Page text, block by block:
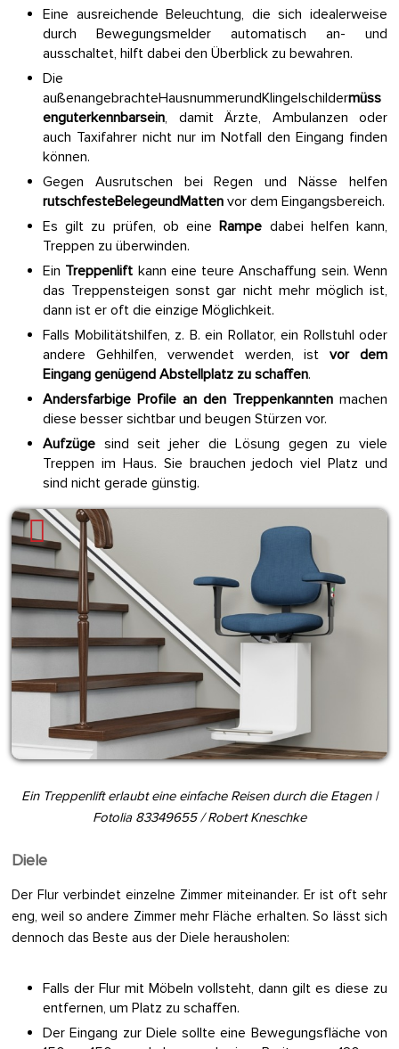
Eine ausreichende Beleuchtung, die sich idealerweise
durch Bewegungsmelder automatisch an- und
ausschaltet, hilft dabei den Überblick zu bewahren.
Die
außenangebrachteHausnummerundKlingelschildermüss
enguterkennbarsein, damit Ärzte, Ambulanzen oder
auch Taxifahrer nicht nur im Notfall den Eingang finden
können.
Gegen Ausrutschen bei Regen und Nässe helfen
rutschfesteBelegeundMatten vor dem Eingangsbereich.
Es gilt zu prüfen, ob eineRampe dabei helfen kann,
Treppen zu überwinden.
Ein Treppenlift kann eine teure Anschaffung sein. Wenn
das Treppensteigen sonst gar nicht mehr möglich ist,
dann ist er oft die einzige Möglichkeit.
Falls Mobilitätshilfen, z. B. ein Rollator, ein Rollstuhl oder
andere Gehhilfen, verwendet werden, istvor dem
Eingang genügend Abstellplatz zu schaffen.
Andersfarbige Profile an den Treppenkannten machen
diese besser sichtbar und beugen Stürzen vor.
Aufzüge sind seit jeher die Lösung gegen zu viele
Treppen im Haus. Sie brauchen jedoch viel Platz und
sind nicht gerade günstig.
Ein Treppenlift erlaubt eine einfache Reisen durch die Etagen |
Fotolia 83349655 / Robert Kneschke
Diele
Der Flur verbindet einzelne Zimmer miteinander. Er ist oft sehr
eng, weil so andere Zimmer mehr Fläche erhalten. So lässt sich
dennoch das Beste aus der Diele herausholen:
Falls der Flur mit Möbeln vollsteht, dann gilt es diese zu
entfernen, um Platz zu schaffen.
Der Eingang zur Diele sollte eine Bewegungsfläche von